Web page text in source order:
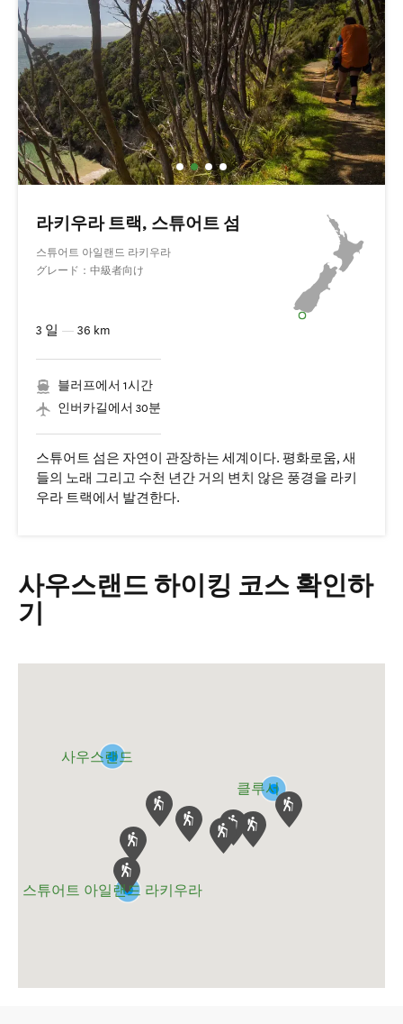
라키우라 트랙, 스튜어트 섬
스튜어트 아일랜드 라키우라
グレード：中級者向け
3 일 — 36 km
블러프에서 1시간
인버카길에서 30분
스튜어트 섬은 자연이 관장하는 세계이다. 평화로움, 새
들의 노래 그리고 수천 년간 거의 변치 않은 풍경을 라키
우라 트랙에서 발견한다.
사우스랜드 하이킹 코스 확인하
기
스튜어트 아일랜드 라키우라
클루서
사우스랜드